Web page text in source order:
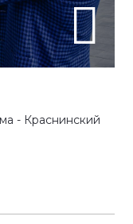
- Краснинский